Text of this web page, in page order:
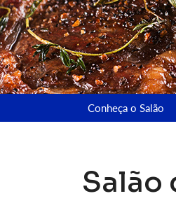
Conheça o Salão
Salão